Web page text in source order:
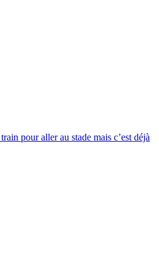
pour aller au stade mais c’est déjà